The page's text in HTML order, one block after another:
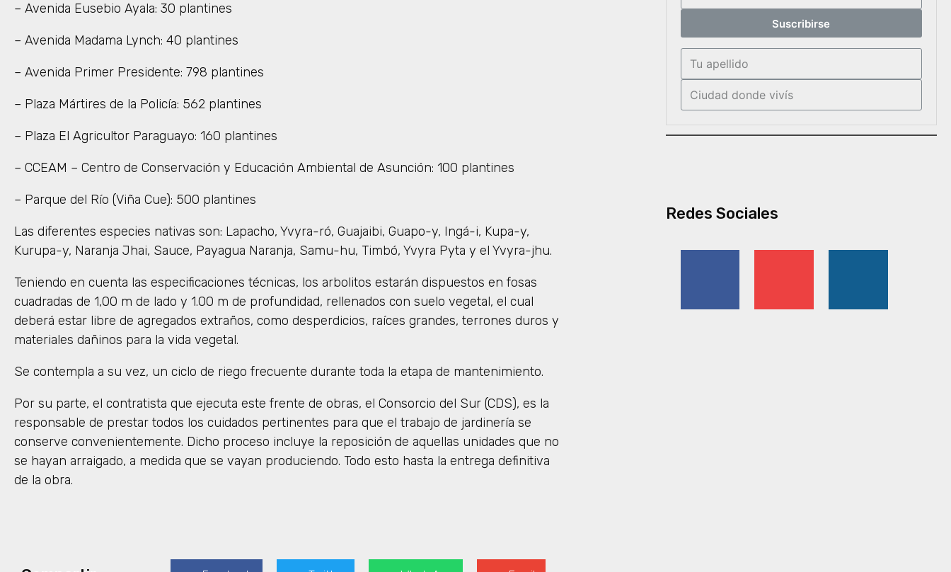
– Avenida Eusebio Ayala: 30 plantines
– Avenida Madama Lynch: 40 plantines
– Avenida Primer Presidente: 798 plantines
– Plaza Mártires de la Policía: 562 plantines
– Plaza El Agricultor Paraguayo: 160 plantines
– CCEAM – Centro de Conservación y Educación Ambiental de Asunción: 100 plantines
– Parque del Río (Viña Cue): 500 plantines
Las diferentes especies nativas son: Lapacho, Yvyra-ró, Guajaibi, Guapo-y, Ingá-i, Kupa-y,
Kurupa-y, Naranja Jhai, Sauce, Payagua Naranja, Samu-hu, Timbó, Yvyra Pyta y el Yvyra-jhu.
Teniendo en cuenta las especificaciones técnicas, los arbolitos estarán dispuestos en fosas
cuadradas de 1,00 m de lado y 1.00 m de profundidad, rellenados con suelo vegetal, el cual
deberá estar libre de agregados extraños, como desperdicios, raíces grandes, terrones duros y
materiales dañinos para la vida vegetal.
Se contempla a su vez, un ciclo de riego frecuente durante toda la etapa de mantenimiento.
Por su parte, el contratista que ejecuta este frente de obras, el Consorcio del Sur (CDS), es la
responsable de prestar todos los cuidados pertinentes para que el trabajo de jardinería se
conserve convenientemente. Dicho proceso incluye la reposición de aquellas unidades que no
se hayan arraigado, a medida que se vayan produciendo. Todo esto hasta la entrega definitiva
de la obra.
Suscribirse
Redes Sociales